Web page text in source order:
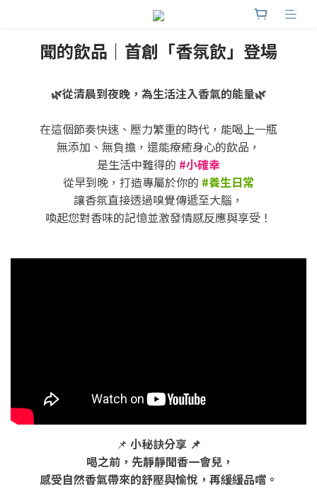
聞的飲品｜首創「香氛飲」登場
🌿從清晨到夜晚，為生活注入香氣的能量🌿
在這個節奏快速、壓力繁重的時代，能喝上一瓶
無添加、無負擔，還能療癒身心的飲品，
是生活中難得的 #小確幸
從早到晚，打造專屬於你的 #養生日常
讓香氛直接透過嗅覺傳遞至大腦，
喚起您對香味的記憶並激發情感反應與享受！
📌 小秘訣分享 📌
喝之前，先靜靜聞香一會兒，
感受自然香氣帶來的舒壓與愉悅，再緩緩品嚐。